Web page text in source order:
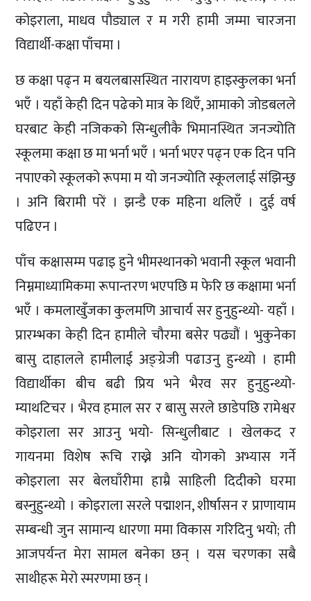
कोइराला, माधव पौड्याल र म गरी हामी जम्मा चारजना
विद्यार्थी-कक्षा पाँचमा ।
छ कक्षा पढ्न म बयलबासस्थित नारायण हाइस्कुलका भर्ना
भएँ । यहाँ केही दिन पढेको मात्र के थिएँ, आमाको जोडबलले
घरबाट केही नजिकको सिन्धुलीकै भिमानस्थित जनज्योति
स्कूलमा कक्षा छ मा भर्ना भएँ । भर्ना भएर पढ्न एक दिन पनि
नपाएको स्कूलको रूपमा म यो जनज्योति स्कूललाई संझिन्छु
। अनि बिरामी परें । झन्डै एक महिना थलिएँ । दुई वर्ष
पढिएन ।
पाँच कक्षासम्म पढाइ हुने भीमस्थानको भवानी स्कूल भवानी
निम्नमाध्यामिकमा रूपान्तरण भएपछि म फेरि छ कक्षामा भर्ना
भएँ । कमलाखुँजका कुलमणि आचार्य सर हुनुहुन्थ्यो- यहाँ ।
प्रारम्भका केही दिन हामीले चौरमा बसेर पढ्यौं । भुकुनेका
बासु दाहालले हामीलाई अङ्ग्रेजी पढाउनु हुन्थ्यो । हामी
विद्यार्थीका बीच बढी प्रिय भने भैरव सर हुनुहुन्थ्यो-
म्याथटिचर । भैरव हमाल सर र बासु सरले छाडेपछि रामेश्वर
कोइराला सर आउनु भयो- सिन्धुलीबाट । खेलकद र
गायनमा विशेष रूचि राख्ने अनि योगको अभ्यास गर्ने
कोइराला सर बेलघाँरीमा हाम्रै साहिली दिदीको घरमा
बस्नुहुन्थ्यो । कोइराला सरले पद्माशन, शीर्षासन र प्राणायाम
सम्बन्धी जुन सामान्य धारणा ममा विकास गरिदिनु भयो; ती
आजपर्यन्त मेरा सामल बनेका छन् । यस चरणका सबै
साथीहरू मेरो स्मरणमा छन् ।